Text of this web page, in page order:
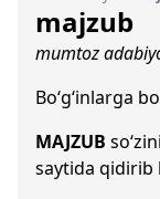
majzub
mumtoz
Bo‘g‘inlarga
MAJZUB
saytida qidirib